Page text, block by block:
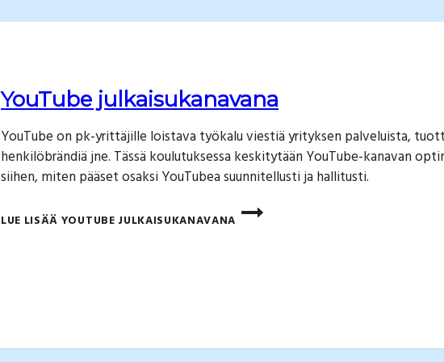
YouTube julkaisukanavana
YouTube on pk-yrittäjille loistava työkalu viestiä yrityksen palveluista,
henkilöbrändiä jne. Tässä koulutuksessa keskitytään YouTube-kanavan
siihen, miten pääset osaksi YouTubea suunnitellusti ja hallitusti.
LUE LISÄÄ YOUTUBE JULKAISUKANAVANA